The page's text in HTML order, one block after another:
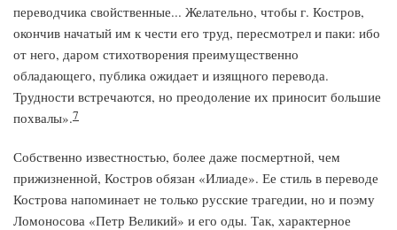
переводчика свойственные... Желательно, чтобы г. Костров,
окончив начатый им к чести его труд, пересмотрел и паки: ибо
от него, даром стихотворения преимущественно
обладающего, публика ожидает и изящного перевода.
Трудности встречаются, но преодоление их приносит большие
похвалы».7
Собственно известностью, более даже посмертной, чем
прижизненной, Костров обязан «Илиаде». Ее стиль в переводе
Кострова напоминает не только русские трагедии, но и поэму
Ломоносова «Петр Великий» и его оды. Так, характерное